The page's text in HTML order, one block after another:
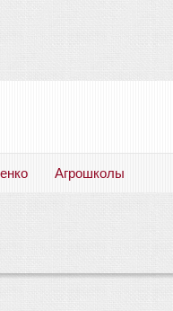
Агрошколы